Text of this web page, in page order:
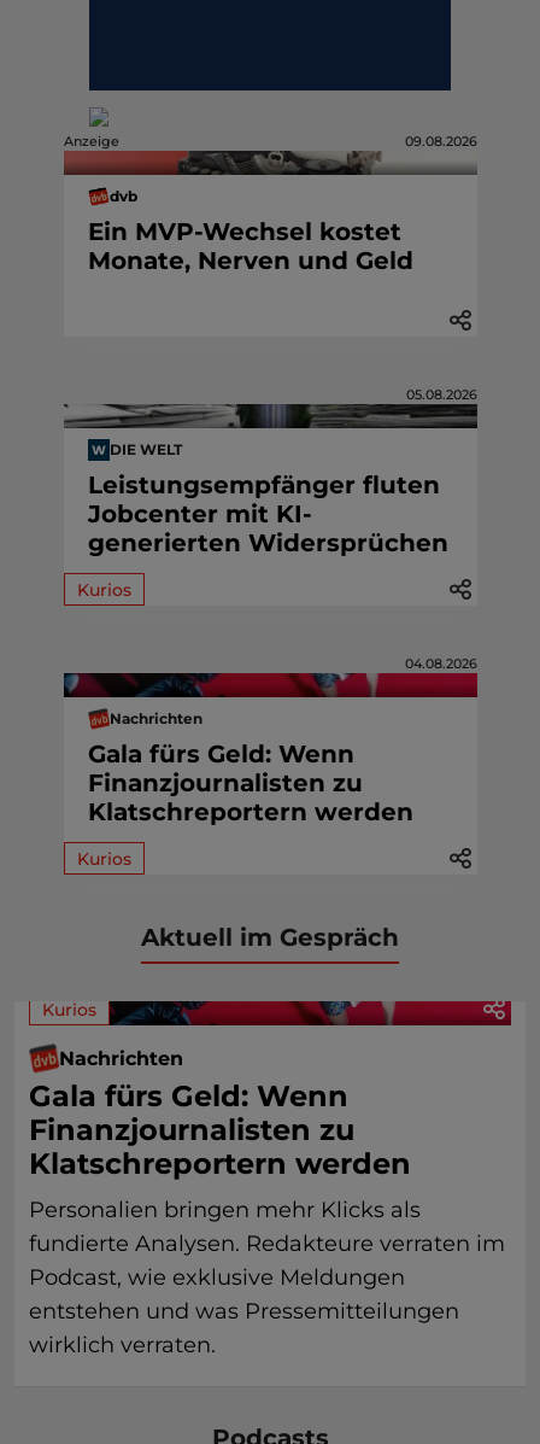
Anzeige 09.08.2026
dvb
Ein MVP-Wechsel kostet
Monate, Nerven und Geld
05.08.2026
DIE WELT
Leistungsempfänger fluten
Jobcenter mit KI-
generierten Widersprüchen
Kurios
04.08.2026
Nachrichten
Gala fürs Geld: Wenn
Finanzjournalisten zu
Klatschreportern werden
Kurios
Aktuell im Gespräch
Kurios
Nachrichten
Gala fürs Geld: Wenn
Finanzjournalisten zu
Klatschreportern werden
Personalien bringen mehr Klicks als
fundierte Analysen. Redakteure verraten im
Podcast, wie exklusive Meldungen
entstehen und was Pressemitteilungen
wirklich verraten.
Podcasts